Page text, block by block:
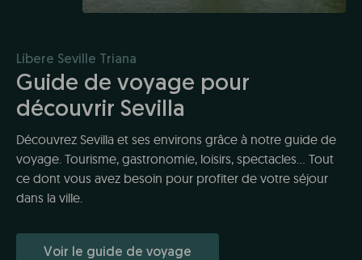
Líbere Seville Triana
Guide de voyage pour
découvrir Sevilla
Découvrez Sevilla et ses environs grâce à notre guide de
voyage. Tourisme, gastronomie, loisirs, spectacles... Tout
ce dont vous avez besoin pour profiter de votre séjour
dans la ville.
Voir le guide de voyage